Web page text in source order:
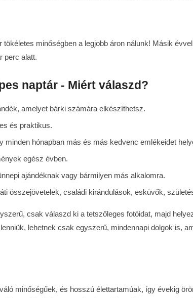
tökéletes minőségben a legjobb áron nálunk! Másik
perc alatt.
naptár - Miért válaszd?
amelyet bárki számára elkészíthetsz.
és praktikus.
minden hónapban más és más kedvenc emlékeidet
egész évben.
ajándéknak vagy bármilyen más alkalomra.
összejövetelek, családi kirándulások, esküvők,
csak válaszd ki a tetszőleges fotóidat, majd
lehetnek csak egyszerű, mindennapi dolgok is,
minőségűek, és hosszú élettartamúak, így évekig